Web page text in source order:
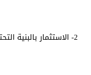
2- الاستثمار بالبنية التحتية العميقة